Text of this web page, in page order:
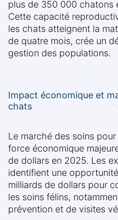
plus de 350 000 chatons
Cette capacité
les chats atteignent la
de quatre mois, crée un
gestion des populations.
Impact économique et
chats
Le marché des soins
force économique
de dollars en 2025. Les
identifient une
milliards de dollars pour
les soins félins,
prévention et de visites